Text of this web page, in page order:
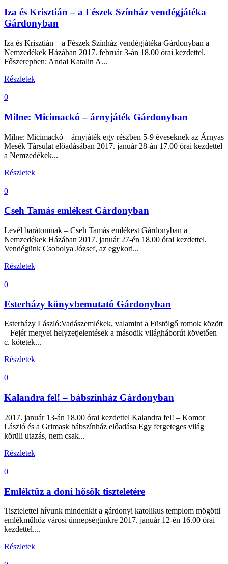
Iza és Krisztián – a Fészek Színház vendégjátéka
Gárdonyban
Iza és Krisztián – a Fészek Színház vendégjátéka Gárdonyban a
Nemzedékek Házában 2017. február 3-án 18.00 órai kezdettel.
Főszerepben: Andai Katalin A...
Részletek
0
Milne: Micimackó – árnyjáték Gárdonyban
Milne: Micimackó – árnyjáték egy részben 5-9 éveseknek az Árnyas
Mesék Társulat előadásában 2017. január 28-án 17.00 órai kezdettel
a Nemzedékek...
Részletek
0
Cseh Tamás emlékest Gárdonyban
Levél barátomnak – Cseh Tamás emlékest Gárdonyban a
Nemzedékek Házában 2017. január 27-én 18.00 órai kezdettel.
Vendégünk Csobolya József, az egykori...
Részletek
0
Esterházy könyvbemutató Gárdonyban
Esterházy László:Vadászemlékek, valamint a Füstölgő romok között
– Fejér megyei helyzetjelentések a második világháborút követően
c. kötetek...
Részletek
0
Kalandra fel! – bábszínház Gárdonyban
2017. január 13-án 18.00 órai kezdettel Kalandra fel! – Komor
László és a Grimask bábszínház előadása Egy fergeteges világ
körüli utazás, nem csak...
Részletek
0
Emléktűz a doni hősök tiszteletére
Tisztelettel hívunk mindenkit a gárdonyi katolikus templom mögötti
emlékműhöz városi ünnepségünkre 2017. január 12-én 16.00 órai
kezdettel....
Részletek